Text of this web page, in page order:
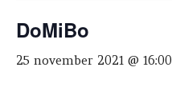
DoMiBo
25 november 2021 @ 16:00